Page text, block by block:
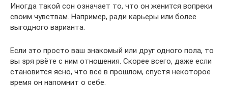
Иногда такой сон означает то, что он женится вопреки
своим чувствам. Например, ради карьеры или более
выгодного варианта.
Если это просто ваш знакомый или друг одного пола, то
вы зря рвёте с ним отношения. Скорее всего, даже если
становится ясно, что всё в прошлом, спустя некоторое
время он напомнит о себе.